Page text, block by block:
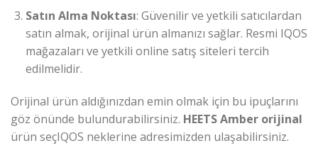
Satın Alma Noktası: Güvenilir ve yetkili satıcılardan
satın almak, orijinal ürün almanızı sağlar. Resmi IQOS
mağazaları ve yetkili online satış siteleri tercih
edilmelidir.
Orijinal ürün aldığınızdan emin olmak için bu ipuçlarını
göz önünde bulundurabilirsiniz. HEETS Amber orijinal
ürün seçIQOS neklerine adresimizden ulaşabilirsiniz.